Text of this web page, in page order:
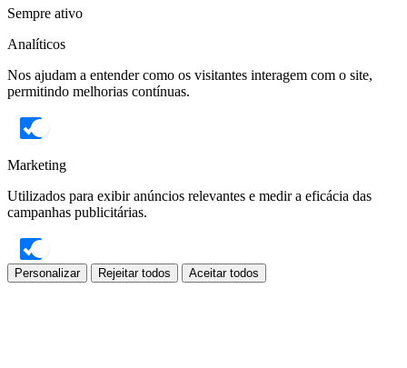
Sempre ativo
Analíticos
Nos ajudam a entender como os visitantes interagem com o site,
permitindo melhorias contínuas.
Marketing
Utilizados para exibir anúncios relevantes e medir a eficácia das
campanhas publicitárias.
Personalizar Rejeitar todos Aceitar todos